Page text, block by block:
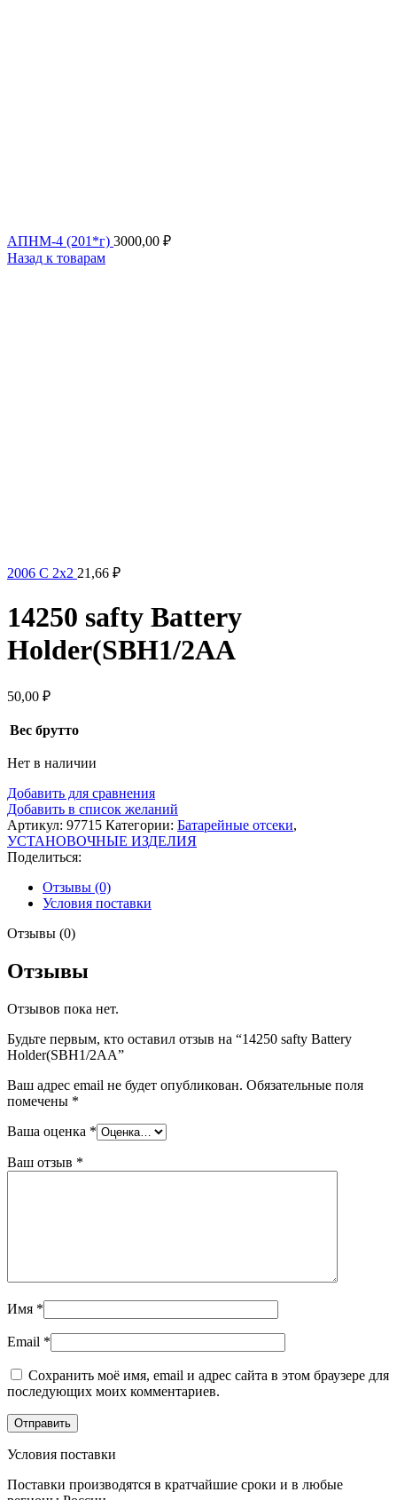
АПНМ-4 (201*г) 3000,00 ₽
Назад к товарам
2006 C 2x2 21,66 ₽
14250 safty Battery
Holder(SBH1/2AA
50,00 ₽
Вес брутто
Нет в наличии
Добавить для сравнения
Добавить в список желаний
Артикул: 97715 Категории: Батарейные отсеки,
УСТАНОВОЧНЫЕ ИЗДЕЛИЯ
Поделиться:
Отзывы (0)
Условия поставки
Отзывы (0)
Отзывы
Отзывов пока нет.
Будьте первым, кто оставил отзыв на “14250 safty Battery
Holder(SBH1/2AA”
Ваш адрес email не будет опубликован. Обязательные поля
помечены *
Ваша оценка *
Ваш отзыв *
Имя *
Email *
Сохранить моё имя, email и адрес сайта в этом браузере для
последующих моих комментариев.
Условия поставки
Поставки производятся в кратчайшие сроки и в любые